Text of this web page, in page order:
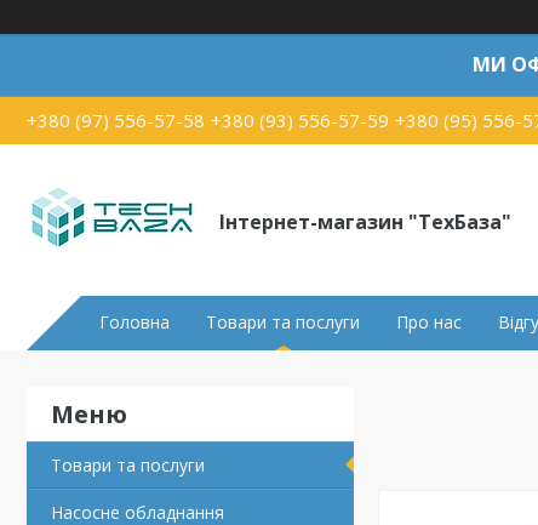
МИ
+380 (97) 556-57-58 +380 (93) 556-57-59 +380 (95) 556-
Інтернет-магазин "ТехБаза"
Головна Товари та послуги Про нас
Товари та послуги
Насосне обладнання